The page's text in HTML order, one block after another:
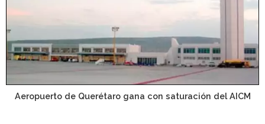
Aeropuerto de Querétaro gana con saturación del AICM